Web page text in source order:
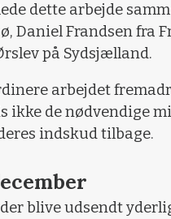
dette arbejde
Daniel Frandsen fra
på Sydsjælland.
arbejdet
ikke de nødvendige
indskud tilbage.
blive udsendt